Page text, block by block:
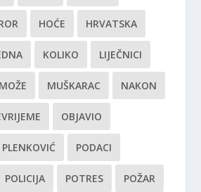
HOĆE HRVATSKA
KOLIKO LIJEČNICI
MOŽE MUŠKARAC NAKON
OBJAVIO
PLENKOVIĆ PODACI
POLICIJA POTRES POŽAR